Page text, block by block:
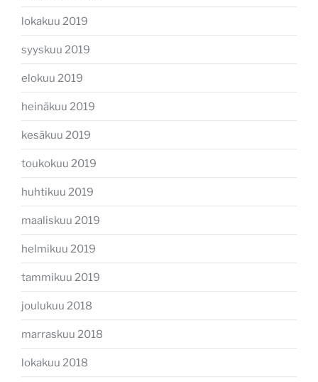
lokakuu 2019
syyskuu 2019
elokuu 2019
heinäkuu 2019
kesäkuu 2019
toukokuu 2019
huhtikuu 2019
maaliskuu 2019
helmikuu 2019
tammikuu 2019
joulukuu 2018
marraskuu 2018
lokakuu 2018